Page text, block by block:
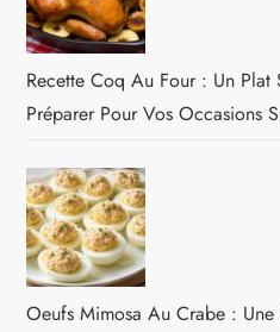
Recette Coq Au Four : Un Plat
Préparer Pour Vos Occasions
Oeufs Mimosa Au Crabe :